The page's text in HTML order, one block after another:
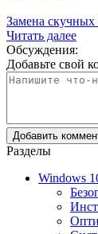
Замена скучных
Читать далее
Обсуждения:
Добавьте свой
Разделы
Windows